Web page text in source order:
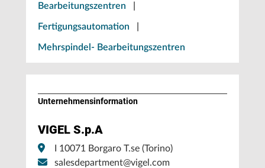
Bearbeitungszentren
Fertigungsautomation
Mehrspindel- Bearbeitungszentren
Unternehmens­information
VIGEL S.p.A
I 10071 Borgaro T.se (Torino)
salesdepartment@vigel.com